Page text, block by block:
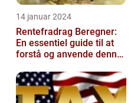
14 januar 2024
Rentefradrag Beregner:
En essentiel guide til at
forstå og anvende denne